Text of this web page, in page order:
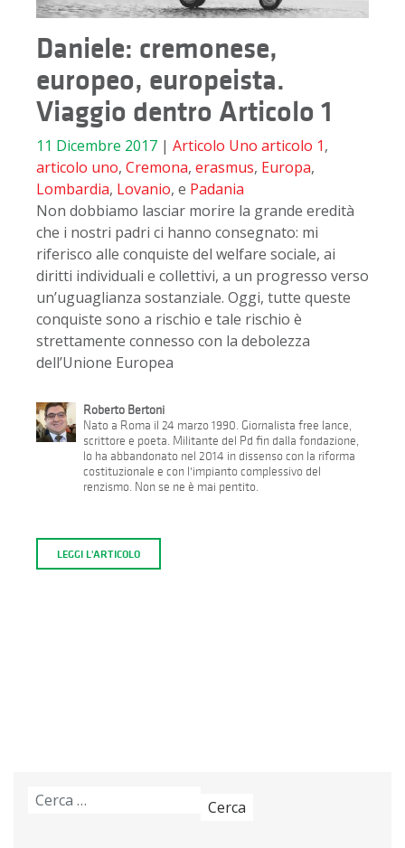
Daniele: cremonese,
europeo, europeista.
Viaggio dentro Articolo 1
11 Dicembre 2017 | Articolo Uno articolo 1,
articolo uno, Cremona, erasmus, Europa,
Lombardia, Lovanio, e Padania
Non dobbiamo lasciar morire la grande eredità
che i nostri padri ci hanno consegnato: mi
riferisco alle conquiste del welfare sociale, ai
diritti individuali e collettivi, a un progresso verso
un’uguaglianza sostanziale. Oggi, tutte queste
conquiste sono a rischio e tale rischio è
strettamente connesso con la debolezza
dell’Unione Europea
Roberto Bertoni
Nato a Roma il 24 marzo 1990. Giornalista free lance,
scrittore e poeta. Militante del Pd fin dalla fondazione,
lo ha abbandonato nel 2014 in dissenso con la riforma
costituzionale e con l'impianto complessivo del
renzismo. Non se ne è mai pentito.
LEGGI L'ARTICOLO
Ricerca